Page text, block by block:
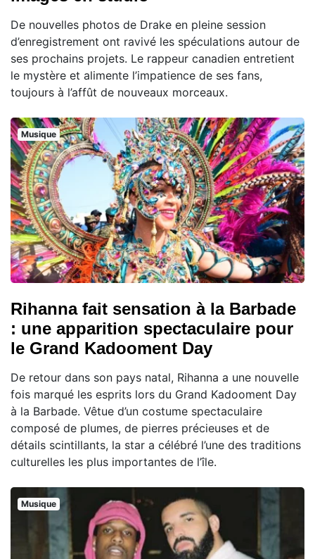
De nouvelles photos de Drake en pleine session
d’enregistrement ont ravivé les spéculations autour de
ses prochains projets. Le rappeur canadien entretient
le mystère et alimente l’impatience de ses fans,
toujours à l’affût de nouveaux morceaux.
Musique
Rihanna fait sensation à la Barbade
: une apparition spectaculaire pour
le Grand Kadooment Day
De retour dans son pays natal, Rihanna a une nouvelle
fois marqué les esprits lors du Grand Kadooment Day
à la Barbade. Vêtue d’un costume spectaculaire
composé de plumes, de pierres précieuses et de
détails scintillants, la star a célébré l’une des traditions
culturelles les plus importantes de l’île.
Musique